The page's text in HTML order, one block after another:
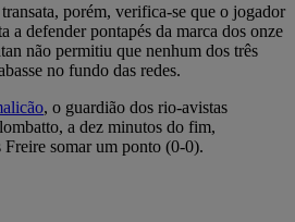
porém, verifica-se que o jogador
a defender pontapés da marca dos onze
não permitiu que nenhum dos três
no fundo das redes.
, o guardião dos rio-avistas
a dez minutos do fim,
somar um ponto (0-0).